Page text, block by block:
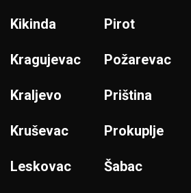
Kikinda
Kragujevac
Kraljevo
Kruševac
Leskovac
Pirot
Požarevac
Priština
Prokuplje
Šabac